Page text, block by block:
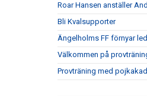
Roar Hansen anställer
Bli Kvalsupporter
Ängelholms FF förnyar
Välkommen på
Provträning med